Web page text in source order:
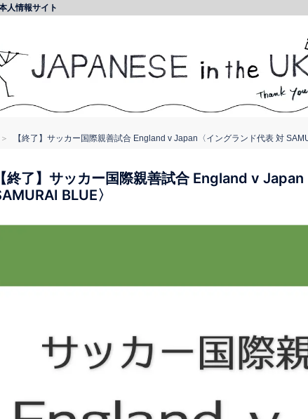
人情報サイト
【終了】サッカー国際親善試合 England v Japan〈イングランド代表 対
【終了】サッカー国際親善試合 England v
BLUE〉